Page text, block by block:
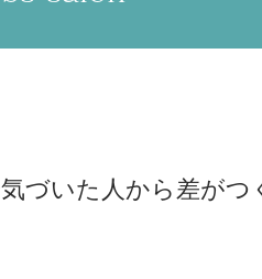
づいた人から差がつ